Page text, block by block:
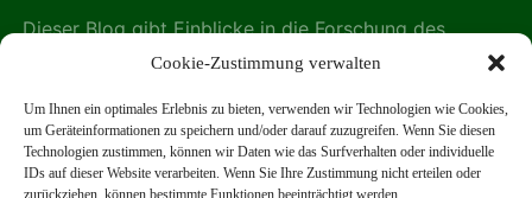
Cookie-Zustimmung verwalten
Um Ihnen ein optimales Erlebnis zu bieten, verwenden wir Technologien wie Cookies,
um Geräteinformationen zu speichern und/oder darauf zuzugreifen. Wenn Sie diesen
Technologien zustimmen, können wir Daten wie das Surfverhalten oder individuelle
IDs auf dieser Website verarbeiten. Wenn Sie Ihre Zustimmung nicht erteilen oder
zurückziehen, können bestimmte Funktionen beeinträchtigt werden.
Dieser Blog gibt Einblicke in die Forschung des
Instituts für Ökologie der Leuphana Universität
Lüneburg.
Das Institut für Ökologie auf der Leuphana Website
finden Sie hier: